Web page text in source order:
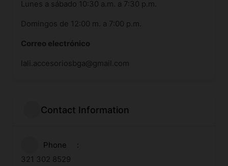
Lunes a sábado 10:30 a.m. a 7:30 p.m.
Domingos de 12:00 m. a 7:00 p.m.
Correo electrónico
lali.accesoriosbga@gmail.com
Contact Information
Phone
321 302 8529